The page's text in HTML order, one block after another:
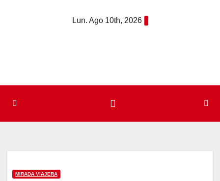
Lun. Ago 10th, 2026
MIRADA VIAJERA